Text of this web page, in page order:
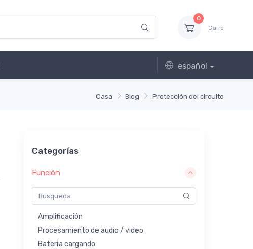
0
Carro
español
Casa Blog Protección del circuito
Categorías
Función
Amplificación
Procesamiento de audio / video
Bateria cargando